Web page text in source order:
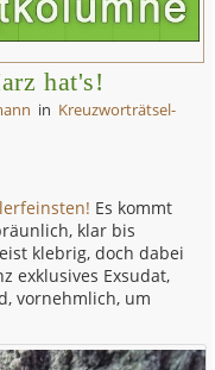
hat's!
in Kreuzworträtsel-
Es kommt
klar bis
klebrig, doch dabei
exklusives Exsudat,
vornehmlich, um